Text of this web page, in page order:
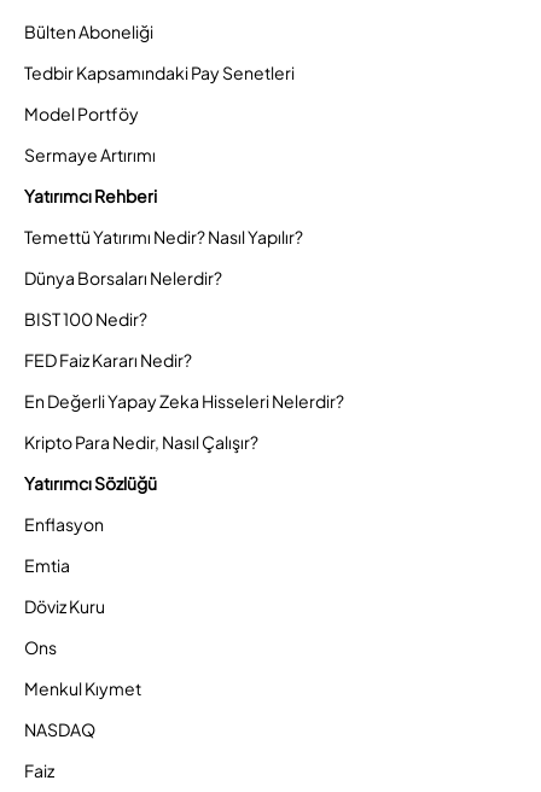
Bülten Aboneliği
Tedbir Kapsamındaki Pay Senetleri
Model Portföy
Sermaye Artırımı
Yatırımcı Rehberi
Temettü Yatırımı Nedir? Nasıl Yapılır?
Dünya Borsaları Nelerdir?
BIST 100 Nedir?
FED Faiz Kararı Nedir?
En Değerli Yapay Zeka Hisseleri Nelerdir?
Kripto Para Nedir, Nasıl Çalışır?
Yatırımcı Sözlüğü
Enflasyon
Emtia
Döviz Kuru
Ons
Menkul Kıymet
NASDAQ
Faiz